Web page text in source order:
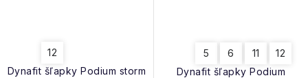
Dynafit šľapky Podium storm
12
Dynafit šľapky Podium
5 6 11 12